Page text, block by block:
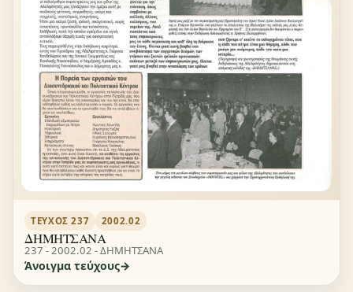
ΤΕΎΧΟΣ 237 2002.02
ΔΗΜΗΤΣΑΝΑ
237 - 2002.02 - ΔΗΜΗΤΣΑΝΑ
Άνοιγμα τεύχους